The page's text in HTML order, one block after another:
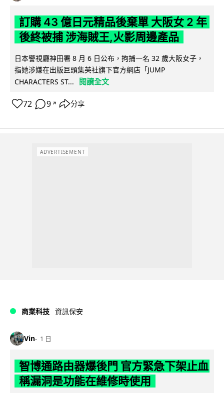
訂購 43 億日元精品後棄單 大阪女 2 年
後終被捕 涉海賊王,火影周邊產品
日本警視廳神田署 8 月 6 日公布，拘捕一名 32 歲大阪女子，
指她涉嫌在出版巨頭集英社旗下官方網店「JUMP
CHARACTERS ST...
閱讀全文
72 9 ↗ 分享
ADVERTISEMENT
商業科技 資訊保安
Vin 1 日
智博通路由器爆後門 官方緊急下架止血
稱漏洞是功能在維修時使用